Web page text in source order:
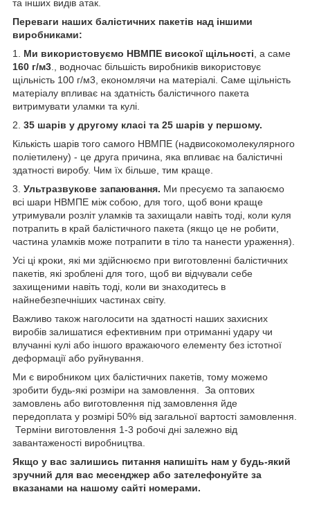
та інших видів атак.
Переваги наших балістичних пакетів над іншими
виробниками:
1. Ми використовуємо НВМПЕ високої щільності , а саме
160 г/м3 ., водночас більшість виробників використовує
щільність 100 г/м3, економлячи на матеріалі. Саме щільність
матеріалу впливає на здатність балістичного пакета
витримувати уламки та кулі.
2. 35 шарів у другому класі та 25 шарів у першому.
Кількість шарів того самого НВМПЕ (надвисокомолекулярного
поліетилену) - це друга причина, яка впливає на балістичні
здатності виробу. Чим їх більше, тим краще.
3. Ультразвукове запаювання. Ми пресуємо та запаюємо
всі шари НВМПЕ між собою, для того, щоб вони краще
утримували розліт уламків та захищали навіть тоді, коли куля
потрапить в край балістичного пакета (якщо це не робити,
частина уламків може потрапити в тіло та нанести ураження).
Усі ці кроки, які ми здійснюємо при виготовленні балістичних
пакетів, які зроблені для того, щоб ви відчували себе
захищеними навіть тоді, коли ви знаходитесь в
найнебезпечніших частинах світу.
Важливо також наголосити на здатності наших захисних
виробів залишатися ефективним при отриманні удару чи
влучанні кулі або іншого вражаючого елементу без істотної
деформації або руйнування.
Ми є виробником цих балістичних пакетів, тому можемо
зробити будь-які розміри на замовлення. За оптових
замовлень або виготовлення під замовлення йде
передоплата у розмірі 50% від загальної вартості замовлення.
Терміни виготовлення 1-3 робочі дні залежно від
завантаженості виробництва.
Якщо у вас залишись питання напишіть нам у будь-який
зручний для вас месенджер або зателефонуйте за
вказанами на нашому сайті номерами.